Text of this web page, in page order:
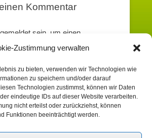
Zustimmung verwalten
zu bieten, verwenden wir Technologien wie
zu speichern und/oder darauf
Technologien zustimmst, können wir Daten
eindeutige IDs auf dieser Website verarbeiten.
nicht erteilst oder zurückziehst, können
Funktionen beeinträchtigt werden.
Kommentar
sein, um einen
erstellen.
© 2026Heimatverein Schafhausen